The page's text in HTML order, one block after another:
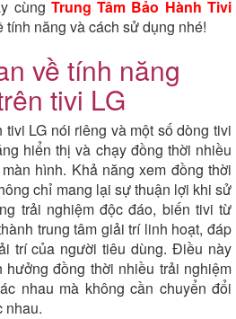
cùng Trung Tâm Bảo Hành Tivi
tính năng và cách sử dụng nhé!
về tính năng
tivi LG
LG nói riêng và một số dòng tivi
hiển thị và chạy đồng thời nhiều
hình. Khả năng xem đồng thời
chỉ mang lại sự thuận lợi khi sử
trải nghiệm độc đáo, biến tivi từ
trung tâm giải trí linh hoạt, đáp
trí của người tiêu dùng. Điều này
đồng thời nhiều trải nghiệm
nhau mà không cần chuyển đổi
nhau.